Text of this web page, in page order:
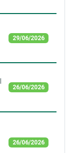
29/06/2026
26/06/2026
26/06/2026